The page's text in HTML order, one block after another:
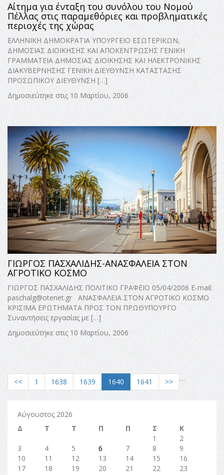
Αίτημα για ένταξη του συνόλου του Νομού
Πέλλας στις παραμεθόριες και προβληματικές
περιοχές της χώρας
ΕΛΛΗΝΙΚΗ ΔΗΜΟΚΡΑΤΙΑ ΥΠΟΥΡΓΕΙΟ ΕΣΩΤΕΡΙΚΩΝ,
ΔΗΜΟΣΙΑΣ ΔΙΟΙΚΗΣΗΣ ΚΑΙ ΑΠΟΚΕΝΤΡΩΣΗΣ ΓΕΝΙΚΗ
ΓΡΑΜΜΑΤΕΙΑ ΔΗΜΟΣΙΑΣ ΔΙΟΙΚΗΣΗΣ ΚΑΙ ΗΛΕΚΤΡΟΝΙΚΗΣ
ΔΙΑΚΥΒΕΡΝΗΣΗΣ ΓΕΝΙΚΗ ΔΙΕΥΘΥΝΣΗ ΚΑΤΑΣΤΑΣΗΣ
ΠΡΟΣΩΠΙΚΟΥ ΔΙΕΥΘΥΝΣΗ […]
Δημοσιεύτηκε στις 10 Μαρτίου, 2006
ΓΙΩΡΓΟΣ ΠΑΣΧΑΛΙΔΗΣ-ΑΝΑΣΦΑΛΕΙΑ ΣΤΟΝ
ΑΓΡΟΤΙΚΟ ΚΟΣΜΟ
ΓΙΩΡΓΟΣ ΠΑΣΧΑΛΙΔΗΣ ΠΟΛΙΤΙΚΟ ΓΡΑΦΕΙΟ 05/04/2006 E-mail:
paschalg@otenet.gr ΑΝΑΣΦΑΛΕΙΑ ΣΤΟΝ ΑΓΡΟΤΙΚΟ ΚΟΣΜΟ
ΚΡΙΣΙΜΑ ΕΡΩΤΗΜΑΤΑ ΠΡΟΣ ΤΟΝ ΠΡΩΘΥΠΟΥΡΓΟ
Συναντήσεις εργασίας με […]
Δημοσιεύτηκε στις 10 Μαρτίου, 2006
<< 1 …
1638 1639 1640 1641 >>
Αύγουστος 2026
Δ
Τ Τ Π Π Σ
Κ
1
2
3
4 5 6 7 8
9
10
11 12 13 14 15
16
17
18 19 20 21 22
23